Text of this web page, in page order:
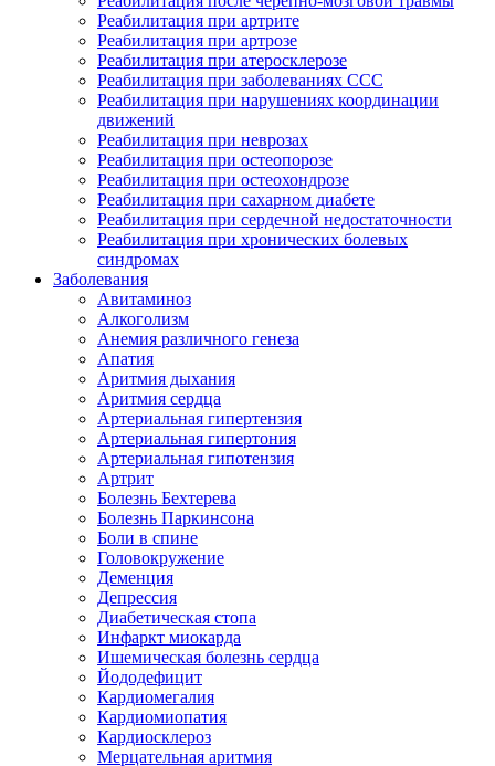
Реабилитация при артрите
Реабилитация при артрозе
Реабилитация при атеросклерозе
Реабилитация при заболеваниях ССС
Реабилитация при нарушениях координации
движений
Реабилитация при неврозах
Реабилитация при остеопорозе
Реабилитация при остеохондрозе
Реабилитация при сахарном диабете
Реабилитация при сердечной недостаточности
Реабилитация при хронических болевых
синдромах
Заболевания
Авитаминоз
Алкоголизм
Анемия различного генеза
Апатия
Аритмия дыхания
Аритмия сердца
Артериальная гипертензия
Артериальная гипертония
Артериальная гипотензия
Артрит
Болезнь Бехтерева
Болезнь Паркинсона
Боли в спине
Головокружение
Деменция
Депрессия
Диабетическая стопа
Инфаркт миокарда
Ишемическая болезнь сердца
Йододефицит
Кардиомегалия
Кардиомиопатия
Кардиосклероз
Мерцательная аритмия